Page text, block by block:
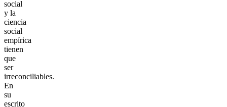
social
y la
ciencia
social
empírica
tienen
que
ser
irreconciliables.
En
su
escrito